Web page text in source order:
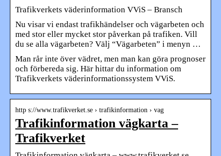
Trafikverkets väderinformation VViS – Bransch
Nu visar vi endast trafikhändelser och vägarbeten och
med stor eller mycket stor påverkan på trafiken. Vill
du se alla vägarbeten? Välj “Vägarbeten” i menyn …
Man rår inte över vädret, men man kan göra prognoser
och förbereda sig. Här hittar du information om
Trafikverkets väderinformationssystem VViS.
http s://www.trafikverket.se › trafikinformation › vag
Trafikinformation vägkarta –
Trafikverket